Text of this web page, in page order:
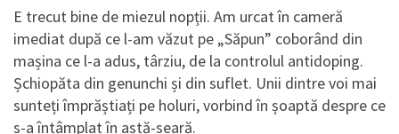
E trecut bine de miezul nopții. Am urcat în cameră
imediat după ce l-am văzut pe „Săpun” coborând din
mașina ce l-a adus, târziu, de la controlul antidoping.
Șchiopăta din genunchi și din suflet. Unii dintre voi mai
sunteți împrăștiați pe holuri, vorbind în șoaptă despre ce
s-a întâmplat în astă-seară.